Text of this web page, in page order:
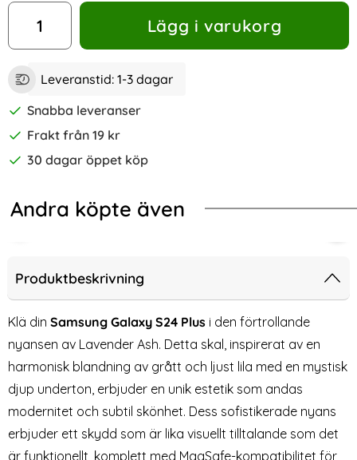
antal
Lägg i varukorg
Leveranstid: 1-3 dagar
Snabba leveranser
Frakt från 19 kr
30 dagar öppet köp
Andra köpte även
Galaxy S24 Plus Skal CH MagSafe Matt Off White
2-Pack Samsung S24 Plus -
Produktbeskrivning
Klä din Samsung Galaxy S24 Plus i den förtrollande
nyansen av Lavender Ash. Detta skal, inspirerat av en
harmonisk blandning av grått och ljust lila med en mystisk
djup underton, erbjuder en unik estetik som andas
modernitet och subtil skönhet. Dess sofistikerade nyans
erbjuder ett skydd som är lika visuellt tilltalande som det
är funktionellt, komplett med MagSafe-kompatibilitet för